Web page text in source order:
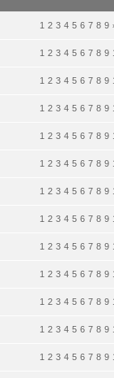
1 2 3 4 5 6 7 8 9
1 2 3 4 5 6 7 8 9
1 2 3 4 5 6 7 8 9
1 2 3 4 5 6 7 8 9
1 2 3 4 5 6 7 8 9
1 2 3 4 5 6 7 8 9
1 2 3 4 5 6 7 8 9
1 2 3 4 5 6 7 8 9
1 2 3 4 5 6 7 8 9
1 2 3 4 5 6 7 8 9
1 2 3 4 5 6 7 8 9
1 2 3 4 5 6 7 8 9
1 2 3 4 5 6 7 8 9